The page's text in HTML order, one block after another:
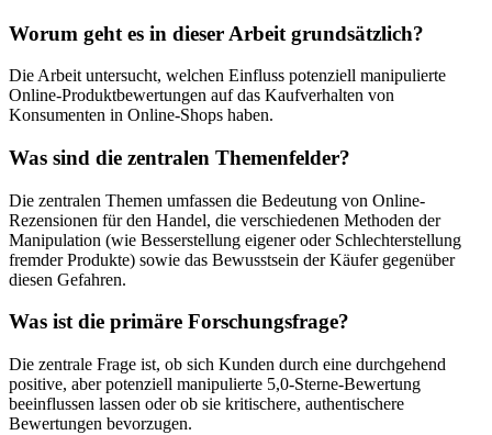
Worum geht es in dieser Arbeit grundsätzlich?
Die Arbeit untersucht, welchen Einfluss potenziell manipulierte
Online-Produktbewertungen auf das Kaufverhalten von
Konsumenten in Online-Shops haben.
Was sind die zentralen Themenfelder?
Die zentralen Themen umfassen die Bedeutung von Online-
Rezensionen für den Handel, die verschiedenen Methoden der
Manipulation (wie Besserstellung eigener oder Schlechterstellung
fremder Produkte) sowie das Bewusstsein der Käufer gegenüber
diesen Gefahren.
Was ist die primäre Forschungsfrage?
Die zentrale Frage ist, ob sich Kunden durch eine durchgehend
positive, aber potenziell manipulierte 5,0-Sterne-Bewertung
beeinflussen lassen oder ob sie kritischere, authentischere
Bewertungen bevorzugen.